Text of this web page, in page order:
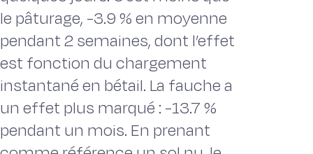
le pâturage, -3.9 % en moyenne
pendant 2 semaines, dont l’effet
est fonction du chargement
instantané en bétail. La fauche a
un effet plus marqué : -13.7 %
pendant un mois. En prenant